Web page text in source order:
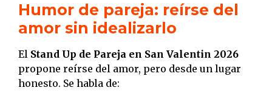
Humor de pareja: reírse del
amor sin idealizarlo
El Stand Up de Pareja en San Valentin 2026
propone reírse del amor, pero desde un lugar
honesto. Se habla de: